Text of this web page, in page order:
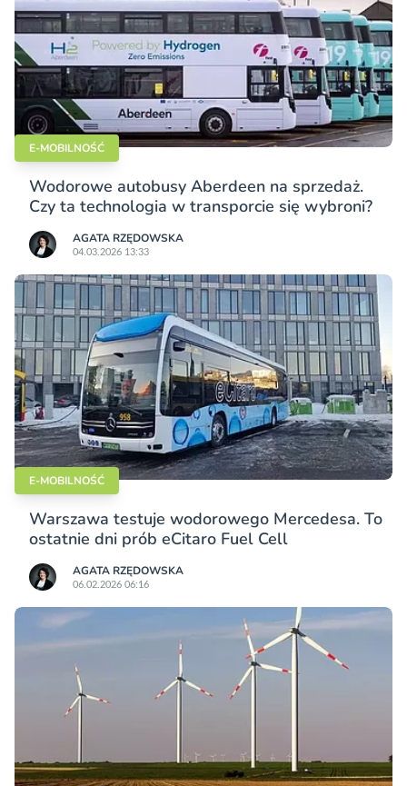
E-MOBILNOŚĆ
Wodorowe autobusy Aberdeen na sprzedaż.
Czy ta technologia w transporcie się wybroni?
AGATA RZĘDOWSKA
04.03.2026 13:33
E-MOBILNOŚĆ
Warszawa testuje wodorowego Mercedesa. To
ostatnie dni prób eCitaro Fuel Cell
AGATA RZĘDOWSKA
06.02.2026 06:16